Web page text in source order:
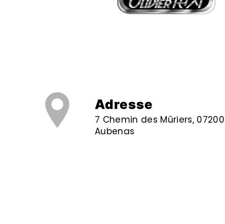
Adresse
7 Chemin des Mûriers, 07200
Aubenas